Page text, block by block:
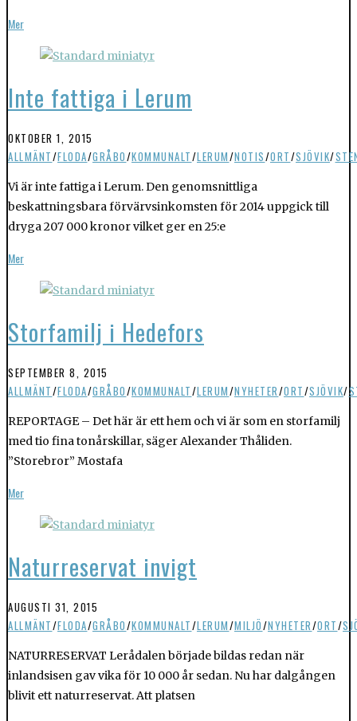
Mer
Inte fattiga i Lerum
OKTOBER 1, 2015
ALLMÄNT/FLODA/GRÅBO/KOMMUNALT/LERUM/NOTIS/ORT/SJÖVIK/
Vi är inte fattiga i Lerum. Den genomsnittliga
beskattningsbara förvärvsinkomsten för 2014 uppgick till
dryga 207 000 kronor vilket ger en 25:e
Mer
Storfamilj i Hedefors
SEPTEMBER 8, 2015
ALLMÄNT/FLODA/GRÅBO/KOMMUNALT/LERUM/NYHETER/ORT/SJÖVIK/
REPORTAGE – Det här är ett hem och vi är som en storfamilj
med tio fina tonårskillar, säger Alexander Thåliden.
”Storebror” Mostafa
Mer
Naturreservat invigt
AUGUSTI 31, 2015
ALLMÄNT/FLODA/GRÅBO/KOMMUNALT/LERUM/MILJÖ/NYHETER/ORT/
NATURRESERVAT Lerådalen började bildas redan när
inlandsisen gav vika för 10 000 år sedan. Nu har dalgången
blivit ett naturreservat. Att platsen